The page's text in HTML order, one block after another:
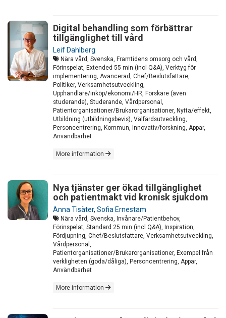
Digital behandling som förbättrar
tillgänglighet till vård
Leif Dahlberg
Nära vård, Svenska, Framtidens omsorg och vård,
Förinspelat, Extended 55 min (incl Q&A), Verktyg för
implementering, Avancerad, Chef/Beslutsfattare,
Politiker, Verksamhetsutveckling,
Upphandlare/inköp/ekonomi/HR, Forskare (även
studerande), Studerande, Vårdpersonal,
Patientorganisationer/Brukarorganisationer, Nytta/effekt,
Utbildning (utbildningsbevis), Välfärdsutveckling,
Personcentrering, Kommun, Innovativ/forskning, Appar,
Användbarhet
More information
Nya tjänster ger ökad tillgänglighet
och patientmakt vid kronisk sjukdom
Anna Tisäter, Sofia Ernestam
Nära vård, Svenska, Invånare/Patientbehov,
Förinspelat, Standard 25 min (incl Q&A), Inspiration,
Fördjupning, Chef/Beslutsfattare, Verksamhetsutveckling,
Vårdpersonal,
Patientorganisationer/Brukarorganisationer, Exempel från
verkligheten (goda/dåliga), Personcentrering, Appar,
Användbarhet
More information